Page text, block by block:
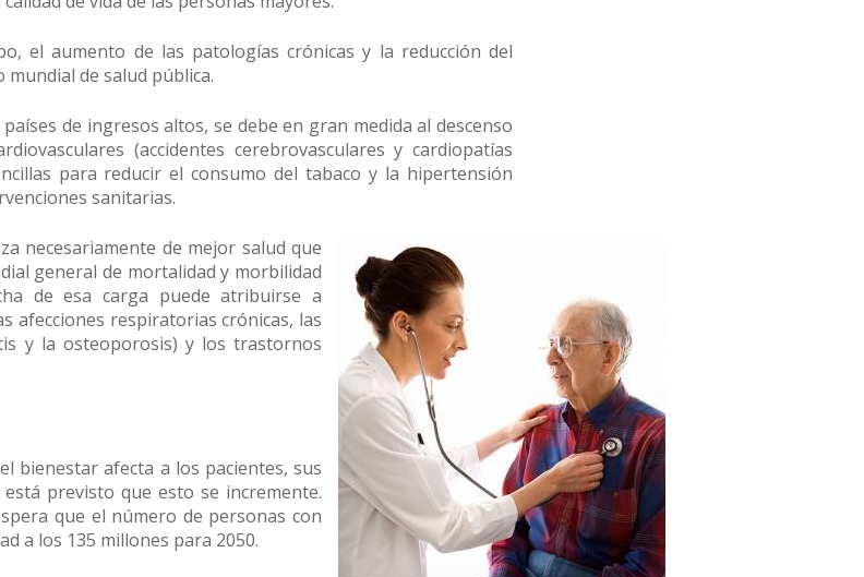
el aumento de las patologías crónicas y la reducción del
de salud pública.
de ingresos altos, se debe en gran medida al descenso
(accidentes cerebrovasculares y cardiopatías
para reducir el consumo del tabaco y la hipertensión
sanitarias.
necesariamente de mejor salud que
general de mortalidad y morbilidad
de esa carga puede atribuirse a
afecciones respiratorias crónicas, las
y la osteoporosis) y los trastornos
bienestar afecta a los pacientes, sus
previsto que esto se incremente.
que el número de personas con
a los 135 millones para 2050.